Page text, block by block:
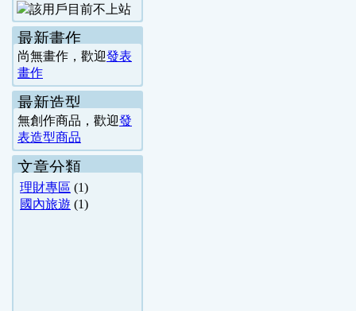
最新畫作
尚無畫作，歡迎發表
畫作
最新造型
無創作商品，歡迎發
表造型商品
文章分類
理財專區 (1)
國內旅遊 (1)